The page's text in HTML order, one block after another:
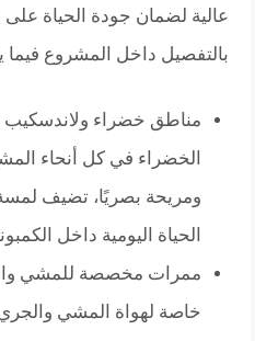
عالية لضمان جودة الحياة على
بالتفصيل داخل المشروع فيما
مناطق خضراء ولاندسكيب
الخضراء في كل أنحاء
ومريحة بصريًا، تضيف
الحياة اليومية داخل
ممرات مخصصة للمشي
خاصة لهواة المشي